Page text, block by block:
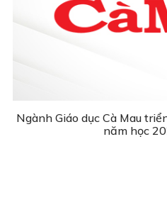
Ngành Giáo dục Cà Mau
năm học